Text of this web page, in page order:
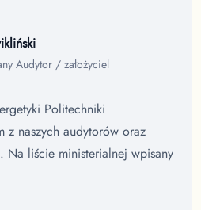
Audytor / założyciel
Politechniki
z naszych audytorów oraz
Na liście ministerialnej wpisany